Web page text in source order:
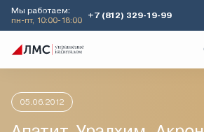
Мы работаем:
пн-пт, 10:00-18:00
+7 (812) 329-19-99
Главная Аналитика
05.06.2012